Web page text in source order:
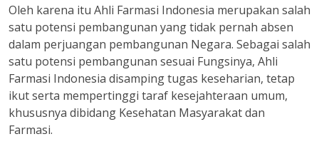
Oleh karena itu Ahli Farmasi Indonesia merupakan salah
satu potensi pembangunan yang tidak pernah absen
dalam perjuangan pembangunan Negara. Sebagai salah
satu potensi pembangunan sesuai Fungsinya, Ahli
Farmasi Indonesia disamping tugas keseharian, tetap
ikut serta mempertinggi taraf kesejahteraan umum,
khususnya dibidang Kesehatan Masyarakat dan
Farmasi.